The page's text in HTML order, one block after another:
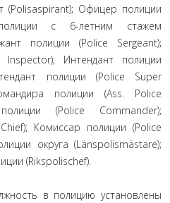
(Polisaspirant); Офицер полиции
с 6-летним стажем
полиции (Police Sergeant);
Интендант полиции
полиции (Police Super
полиции (Ass. Police
(Police Commander);
Комиссар полиции (Police
округа (Länspolismästare);
(Rikspolischef).
в полицию установлены